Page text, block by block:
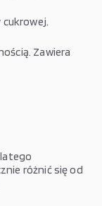
Zawiera
różnić się od